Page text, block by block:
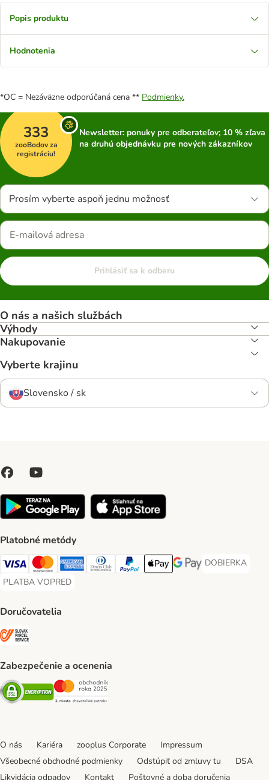
Popis produktu
Hodnotenia
*OC = Nezáväzne odporúčaná cena ** Podmienky.
333
zooBodov za
registráciu!
Newsletter: ponuky pre odberateľov; 10 % zľava
na druhú objednávku pre nových zákazníkov
Prosím vyberte aspoň jednu možnosť
Prihlásiť sa k odberu
O nás a našich službách
Výhody
Nakupovanie
Vyberte krajinu
Slovensko / sk
Platobné metódy
Visa Payment Method
Mastercard Payment Method
American Express Payment Method
Diners Club Payment Method
PayPal Payment Method
Apple Pay Payment Method
Google Pay Payment
DOBIERKA
DOBIERKA
PLATBA VOPRED
PLATBA VOPRED Payment Method
Doručovatelia
Zabezpečenie a ocenenia
Security Security
O nás Kariéra zooplus Corporate
Impressum
Všeobecné obchodné podmienky
Odstúpiť od zmluvy tu
DSA
Likvidácia odpadov
Kontakt Poštovné a doba doručenia